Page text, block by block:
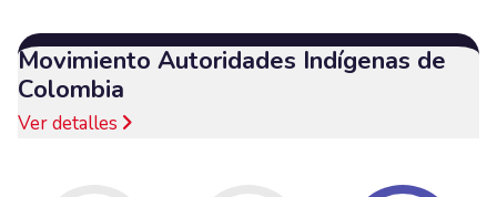
Movimiento Autoridades Indígenas de
Colombia
Ver detalles